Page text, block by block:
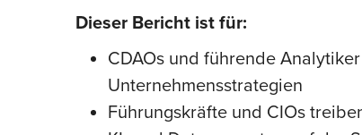
Dieser Bericht ist für:
CDAOs und führende
Unternehmensstrategien
Führungskräfte und CIOs